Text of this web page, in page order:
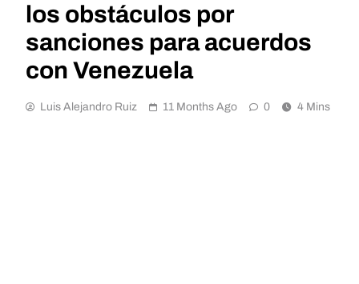
los obstáculos por
sanciones para acuerdos
con Venezuela
Luis Alejandro Ruiz 11 Months Ago 0 4 Mins